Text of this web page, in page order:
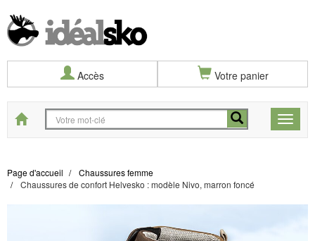
Accès Votre panier
Toggle
Start
Page d'accueil
Chaussures femme
Chaussures de confort Helvesko : modèle Nivo, marron foncé